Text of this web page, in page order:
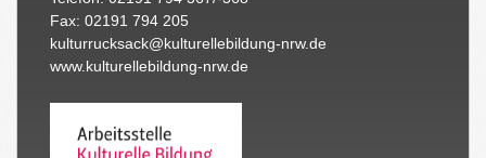
Fax: 02191 794 205
kulturrucksack@kulturellebildung-nrw.de
www.kulturellebildung-nrw.de